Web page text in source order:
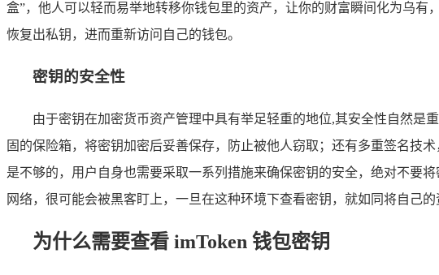
盒”，他人可以轻而易举地转移你钱包里的资产，让你的财富瞬间化为乌
恢复出私钥，进而重新访问自己的钱包。
密钥的安全性
由于密钥在加密货币资产管理中具有举足轻重的地位,其安全性自然是
固的保险箱，将密钥加密后妥善保存，防止被他人窃取；还有多重签名技
是不够的，用户自身也需要采取一系列措施来确保密钥的安全，绝对不要
网络，很可能会被黑客盯上，一旦在这种环境下查看密钥，就如同将自己的
为什么需要查看 imToken 钱包密钥